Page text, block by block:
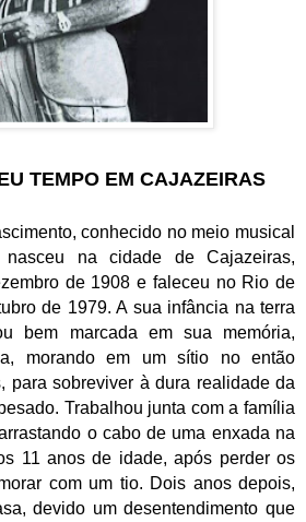
TEMPO EM CAJAZEIRAS
, conhecido no meio musical
na cidade de Cajazeiras,
de 1908 e faleceu no Rio de
de 1979. A sua infância na terra
bem marcada em sua memória,
morando em um sítio no então
para sobreviver à dura realidade da
Trabalhou junta com a família
o cabo de uma enxada na
11 anos de idade, após perder os
com um tio. Dois anos depois,
devido um desentendimento que